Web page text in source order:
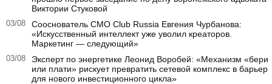
Виктории Стуковой
03/08
Сооснователь CMO Club Russia Евгения Чурбанова:
«Искусственный интеллект уже уволил креаторов.
Маркетинг — следующий»
03/08
Эксперт по энергетике Леонид Воробей: «Механизм «бери
или плати» рискует превратить сетевой комплекс в барьер
для нового инвестиционного цикла»